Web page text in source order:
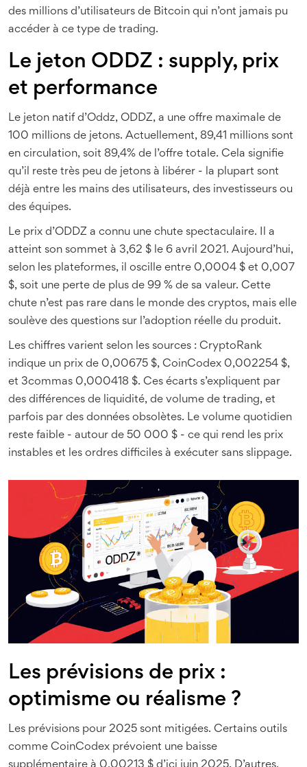
des millions d’utilisateurs de Bitcoin qui n’ont jamais pu
accéder à ce type de trading.
Le jeton ODDZ : supply, prix
et performance
Le jeton natif d’Oddz, ODDZ, a une offre maximale de
100 millions de jetons. Actuellement, 89,41 millions sont
en circulation, soit 89,4% de l’offre totale. Cela signifie
qu’il reste très peu de jetons à libérer - la plupart sont
déjà entre les mains des utilisateurs, des investisseurs ou
des équipes.
Le prix d’ODDZ a connu une chute spectaculaire. Il a
atteint son sommet à 3,62 $ le 6 avril 2021. Aujourd’hui,
selon les plateformes, il oscille entre 0,0004 $ et 0,007
$, soit une perte de plus de 99 % de sa valeur. Cette
chute n’est pas rare dans le monde des cryptos, mais elle
soulève des questions sur l’adoption réelle du produit.
Les chiffres varient selon les sources : CryptoRank
indique un prix de 0,00675 $, CoinCodex 0,002254 $,
et 3commas 0,000418 $. Ces écarts s’expliquent par
des différences de liquidité, de volume de trading, et
parfois par des données obsolètes. Le volume quotidien
reste faible - autour de 50 000 $ - ce qui rend les prix
instables et les ordres difficiles à exécuter sans slippage.
Les prévisions de prix :
optimisme ou réalisme ?
Les prévisions pour 2025 sont mitigées. Certains outils
comme CoinCodex prévoient une baisse